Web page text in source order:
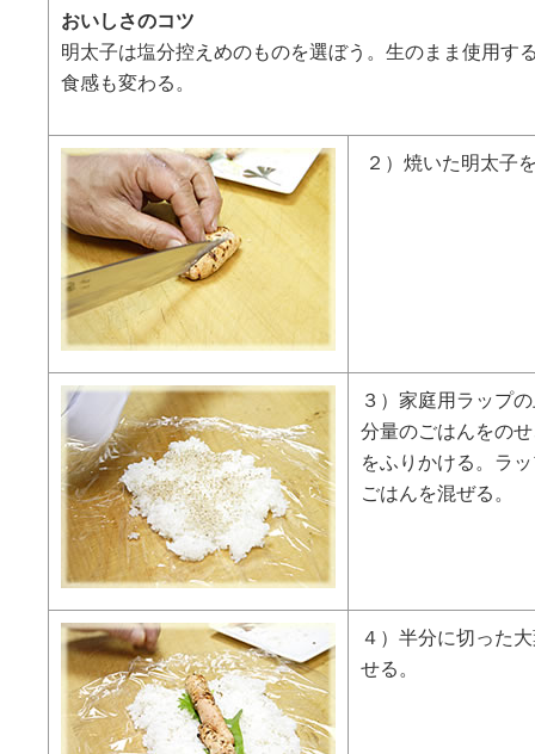
おいしさのコツ
明太子は塩分控えめのものを選ぼう。生のまま使用す
食感も変わる。
２）焼いた明太子
３）家庭用ラップ
分量のごはんをの
をふりかける。ラ
ごはんを混ぜる。
４）半分に切った
せる。